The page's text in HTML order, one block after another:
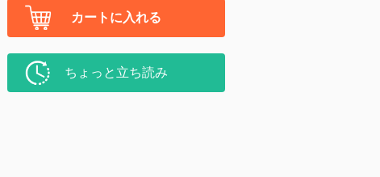
カートに入れる
ちょっと立ち読み